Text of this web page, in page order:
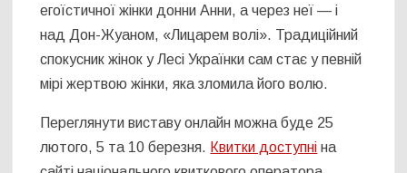
егоїстичної жінки донни Анни, а через неї — і
над Дон-Жуаном, «Лицарем волі». Традиційний
спокусник жінок у Лесі Українки сам стає у певній
мірі жертвою жінки, яка зломила його волю.
Переглянути виставу онлайн можна буде 25
лютого, 5 та 10 березня. Квитки доступні на